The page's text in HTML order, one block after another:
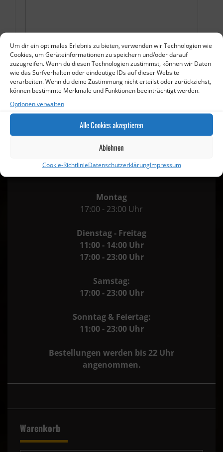
Um dir ein optimales Erlebnis zu bieten, verwenden wir Technologien wie
Cookies, um Geräteinformationen zu speichern und/oder darauf
zuzugreifen. Wenn du diesen Technologien zustimmst, können wir Daten
wie das Surfverhalten oder eindeutige IDs auf dieser Website
verarbeiten. Wenn du deine Zustimmung nicht erteilst oder zurückziehst,
können bestimmte Merkmale und Funktionen beeinträchtigt werden.
Optionen verwalten
Alle Cookies akzeptieren
Ablehnen
Cookie-RichtlinieDatenschutzerklärungImpressum
Öffnungszeiten
Montag
17:00 - 23:00 Uhr
Dienstag - Freitag
11:00 - 14:00 Uhr
17:00 - 23:00 Uhr
Samstag:
17:00 - 23:00 Uhr
Sonntag & Feiertag:
11:00 - 23:00 Uhr
Bestellungen werden bis 22 Uhr
angenommen.
Warenkorb